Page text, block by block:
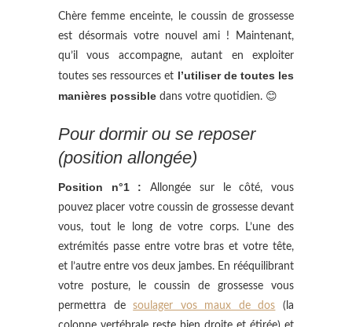
Chère femme enceinte, le coussin de grossesse
est désormais votre nouvel ami ! Maintenant,
qu’il vous accompagne, autant en exploiter
toutes ses ressources et l’utiliser de toutes les
manières possible dans votre quotidien. 😊
Pour dormir ou se reposer
(position allongée)
Position n°1 :
Allongée sur le côté, vous
pouvez placer votre coussin de grossesse devant
vous, tout le long de votre corps. L’une des
extrémités passe entre votre bras et votre tête,
et l’autre entre vos deux jambes. En rééquilibrant
votre posture, le coussin de grossesse vous
permettra desoulager vos maux de dos (la